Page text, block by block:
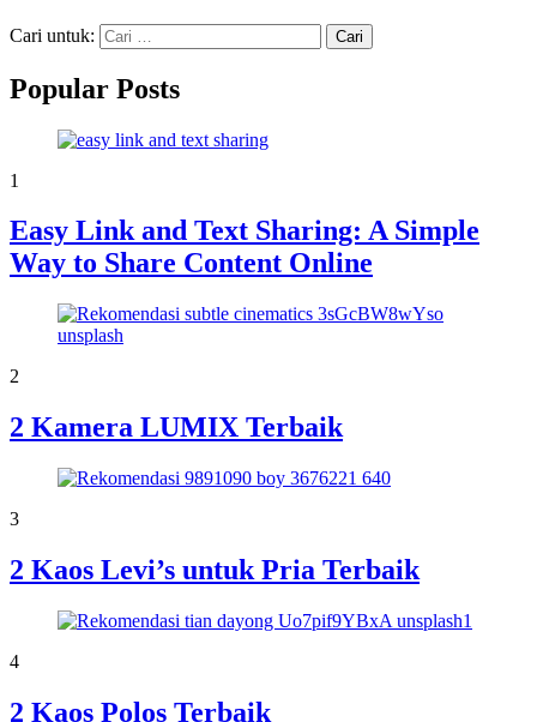
Cari untuk:
Popular Posts
1
Easy Link and Text Sharing: A Simple
Way to Share Content Online
2
2 Kamera LUMIX Terbaik
3
2 Kaos Levi’s untuk Pria Terbaik
4
2 Kaos Polos Terbaik